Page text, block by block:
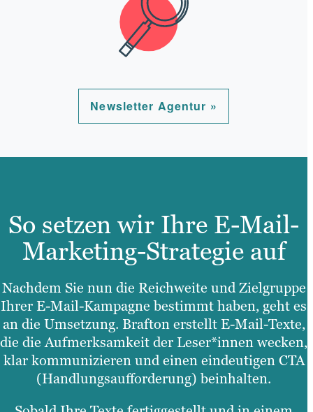
Newsletter Agentur »
So setzen wir Ihre E-Mail-
Marketing-Strategie auf
Nachdem Sie nun die Reichweite und Zielgruppe
Ihrer E-Mail-Kampagne bestimmt haben, geht es
an die Umsetzung. Brafton erstellt E-Mail-Texte,
die die Aufmerksamkeit der Leser*innen wecken,
klar kommunizieren und einen eindeutigen CTA
(Handlungsaufforderung) beinhalten.